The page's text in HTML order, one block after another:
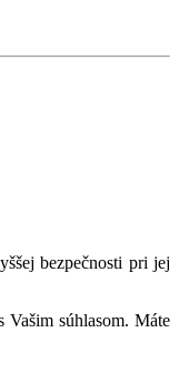
bezpečnosti pri jej
súhlasom. Máte